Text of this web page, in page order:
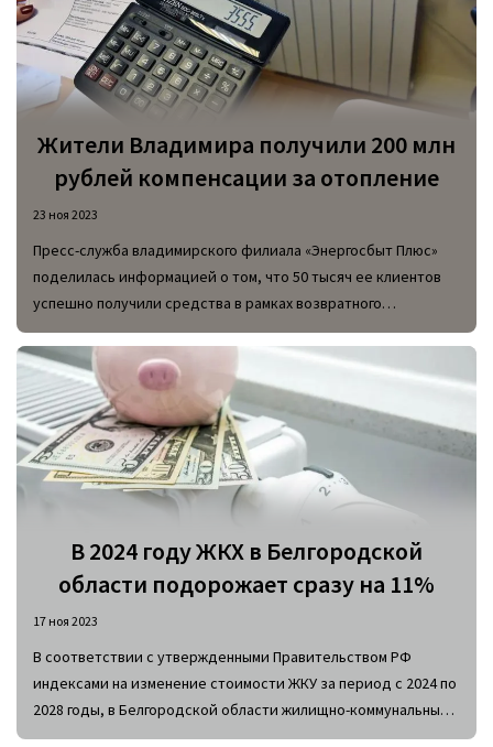
Жители Владимира получили 200 млн
рублей компенсации за отопление
23 ноя 2023
Пресс-служба владимирского филиала «Энергосбыт Плюс»
поделилась информацией о том, что 50 тысяч ее клиентов
успешно получили средства в рамках возвратного
перерасчета за отопление. Владимирская область, как и 32
других субъекта РФ, завершили переход на новую систему
оплаты теплоэнергии.
В 2024 году ЖКХ в Белгородской
области подорожает сразу на 11%
17 ноя 2023
В соответствии с утвержденными Правительством РФ
индексами на изменение стоимости ЖКУ за период с 2024 по
2028 годы, в Белгородской области жилищно-коммунальные
услуги подорожают на 11%.